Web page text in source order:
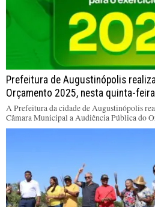
Prefeitura de Augustinópolis
Orçamento 2025, nesta quinta-feira
A Prefeitura da cidade de Augustinópolis
Câmara Municipal a Audiência Pública do